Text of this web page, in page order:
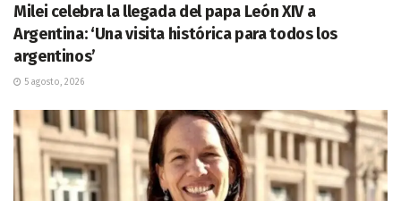
Milei celebra la llegada del papa León XIV a
Argentina: ‘Una visita histórica para todos los
argentinos’
5 agosto, 2026